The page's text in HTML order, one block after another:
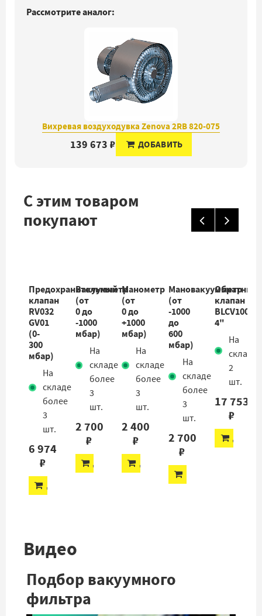
Рассмотрите аналог:
Вихревая воздуходувка Zenova 2RB 820-075
139 673 ₽ ДОБАВИТЬ
С этим товаром
покупают
Предохранительный
клапан
RV032
GV01
(0-
300
мбар)
На
складе
более
3
шт.
6 974
₽
ДОБАВИТЬ
Вакуумметр
(от
0 до
-1000
мбар)
На
складе
более
3
шт.
2 700
₽
ДОБАВИТЬ
Манометр
(от
0 до
+1000
мбар)
На
складе
более
3
шт.
2 400
₽
ДОБАВИТЬ
Мановакуумметр
(от
-1000
до
600
мбар)
На
складе
более
3
шт.
2 700
₽
Обратный
клапан
BLCV100BR
4"
На
складе
2
шт.
17 753
₽
Видео
Подбор вакуумного
фильтра